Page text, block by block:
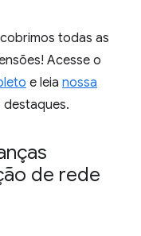
todas as
Acesse o
e leia nossa
destaques.
de rede